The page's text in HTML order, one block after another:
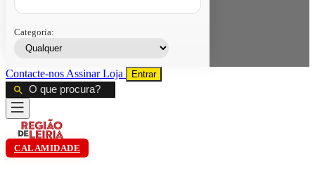
Categoria:
Contacte-nos AssinarLoja Entrar
CALAMIDADE